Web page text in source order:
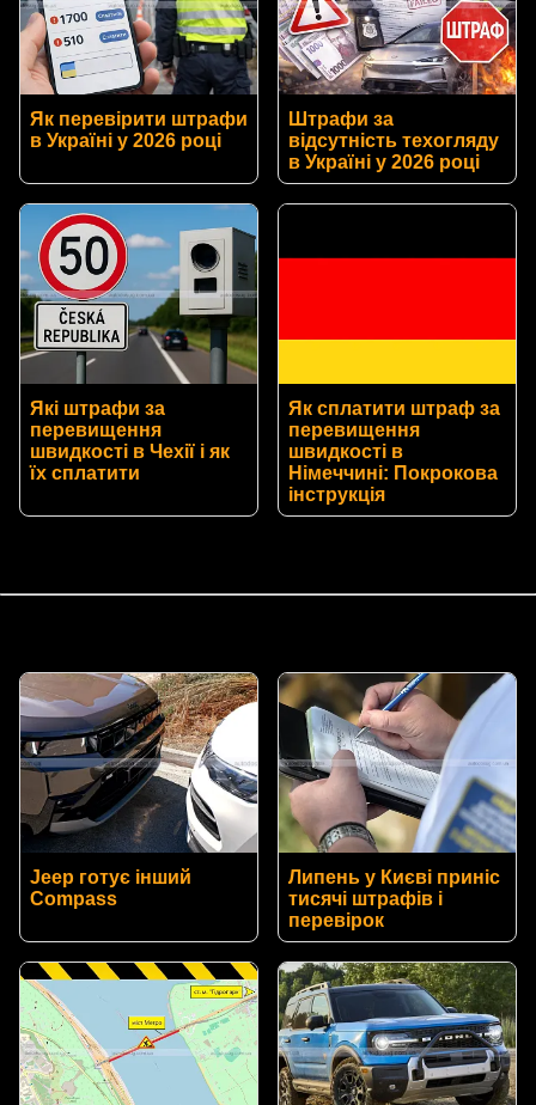
Як перевірити штрафи
в Україні у 2026 році
Штрафи за
відсутність техогляду
в Україні у 2026 році
Які штрафи за
перевищення
швидкості в Чехії і як
їх сплатити
Як сплатити штраф за
перевищення
швидкості в
Німеччині: Покрокова
інструкція
Jeep готує інший
Compass
Липень у Києві приніс
тисячі штрафів і
перевірок